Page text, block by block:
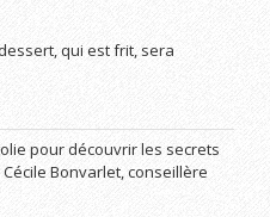
qui est frit, sera
pour découvrir les secrets
Bonvarlet, conseillère